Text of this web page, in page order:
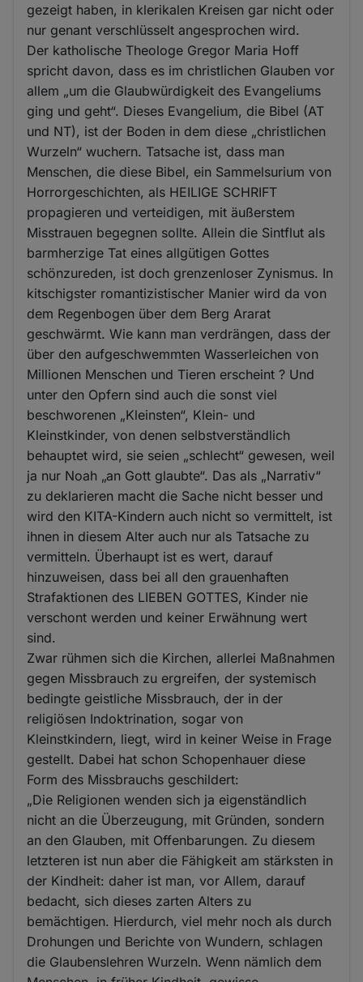
gezeigt haben, in klerikalen Kreisen gar nicht oder
nur genant verschlüsselt angesprochen wird.
Der katholische Theologe Gregor Maria Hoff
spricht davon, dass es im christlichen Glauben vor
allem „um die Glaubwürdigkeit des Evangeliums
ging und geht“. Dieses Evangelium, die Bibel (AT
und NT), ist der Boden in dem diese „christlichen
Wurzeln“ wuchern. Tatsache ist, dass man
Menschen, die diese Bibel, ein Sammelsurium von
Horrorgeschichten, als HEILIGE SCHRIFT
propagieren und verteidigen, mit äußerstem
Misstrauen begegnen sollte. Allein die Sintflut als
barmherzige Tat eines allgütigen Gottes
schönzureden, ist doch grenzenloser Zynismus. In
kitschigster romantizistischer Manier wird da von
dem Regenbogen über dem Berg Ararat
geschwärmt. Wie kann man verdrängen, dass der
über den aufgeschwemmten Wasserleichen von
Millionen Menschen und Tieren erscheint ? Und
unter den Opfern sind auch die sonst viel
beschworenen „Kleinsten“, Klein- und
Kleinstkinder, von denen selbstverständlich
behauptet wird, sie seien „schlecht“ gewesen, weil
ja nur Noah „an Gott glaubte“. Das als „Narrativ“
zu deklarieren macht die Sache nicht besser und
wird den KITA-Kindern auch nicht so vermittelt, ist
ihnen in diesem Alter auch nur als Tatsache zu
vermitteln. Überhaupt ist es wert, darauf
hinzuweisen, dass bei all den grauenhaften
Strafaktionen des LIEBEN GOTTES, Kinder nie
verschont werden und keiner Erwähnung wert
sind.
Zwar rühmen sich die Kirchen, allerlei Maßnahmen
gegen Missbrauch zu ergreifen, der systemisch
bedingte geistliche Missbrauch, der in der
religiösen Indoktrination, sogar von
Kleinstkindern, liegt, wird in keiner Weise in Frage
gestellt. Dabei hat schon Schopenhauer diese
Form des Missbrauchs geschildert:
„Die Religionen wenden sich ja eigenständlich
nicht an die Überzeugung, mit Gründen, sondern
an den Glauben, mit Offenbarungen. Zu diesem
letzteren ist nun aber die Fähigkeit am stärksten in
der Kindheit: daher ist man, vor Allem, darauf
bedacht, sich dieses zarten Alters zu
bemächtigen. Hierdurch, viel mehr noch als durch
Drohungen und Berichte von Wundern, schlagen
die Glaubenslehren Wurzeln. Wenn nämlich dem